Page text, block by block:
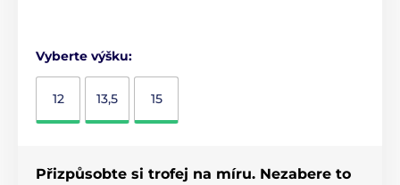
Vyberte výšku:
12 13,5 15
Přizpůsobte si trofej na míru. Nezabere to